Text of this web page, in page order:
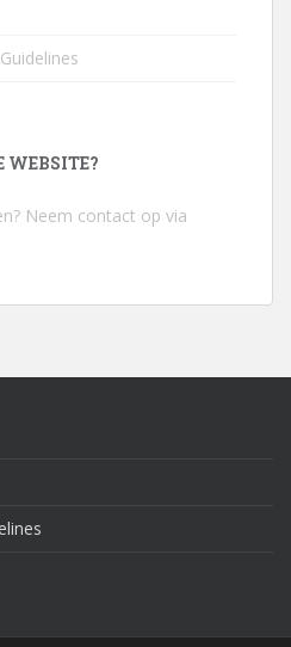
WEBSITE?
Neem contact op via